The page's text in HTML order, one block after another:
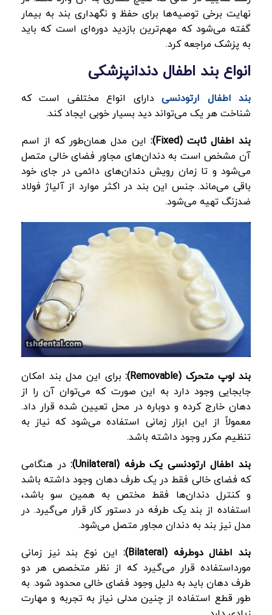
نهایت برخی توصیه‌ها برای حفظ و نگهداری بند به بیمار
گفته می‌شود که مهم‌ترین بازدید دوره‌ای است که باید
به پزشک مراجعه کرد.
انواع بند اطفال دندانپزشکی
بند اطفال ارتودنسیدارای انواع مختلفی است که
شناخت هر یک می‌تواند دید بسیار خوبی ایجاد کند.
بند اطفال ثابت(Fixed)
: این مدل همان‌طور که از اسم
آن مشخص است به دندان‌های مجاور فضای خالی متصل
می‌شود و تا زمان رویش دندان‌های دائمی در جای خود
باقی می‌ماند. جنس این بند در اکثر موارد از آلیاژ فولاد
ضدزنگ تهیه می‌شود.
بند لوپ متحرک (Removable)
:برای این مدل بند امکان
جابجایی وجود دارد به این صورت که می‌توان آن را از
دهان خارج کرده و دوباره در محل تعیین شده قرار داد.
معمولاً از این ابزار زمانی استفاده می‌شود که نیاز به
تنظیم مکرر وجود داشته باشد.
بند اطفال ارتودنسی یک طرفه (Unilateral)
:در هنگامی
که فضای خالی فقط در یک طرف دهان وجود داشته باشد
و کنترل دندان‌ها فقط مختص به همین سو باشد،
استفاده از بند یک طرفه در دستور کار قرار می‌گیرد. در
مدل نیز بند به دندان مجاور متصل می‌شود.
بند اطفال دوطرفه (Bilateral)
:این نوع بند نیز زمانی
مورداستفاده قرار می‌گیرد که از نظر متخصص هر دو
طرف دهان باید به دلیل وجود فضای خالی محدود شود. به
طور قطع استفاده از چنین مدلی نیاز به تجربه و مهارت